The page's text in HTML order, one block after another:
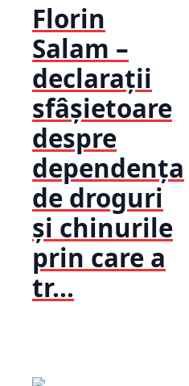
Florin
Salam –
declarații
sfâșietoare
despre
dependența
de droguri
și chinurile
prin care a
tr...